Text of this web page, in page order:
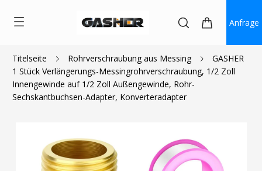
Anfrage
Titelseite Rohrverschraubung aus Messing
GASHER
1 Stück Verlängerungs-Messingrohrverschraubung, 1/2 Zoll
Innengewinde auf 1/2 Zoll Außengewinde, Rohr-
Sechskantbuchsen-Adapter, Konverteradapter
$5.00 $2.60